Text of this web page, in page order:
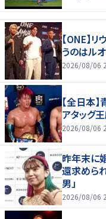
【ONE】
うのはル
2026/08/06
【全日本
アタッグ
2026/08/06
昨年末に
還求めら
男」
2026/08/06